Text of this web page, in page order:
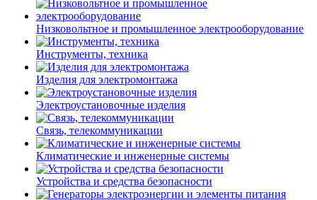
Низковольтное и промышленное электрооборудование
Инструменты, техника
Изделия для электромонтажа
Электроустановочные изделия
Связь, телекоммуникации
Климатические и инженерные системы
Устройства и средства безопасности